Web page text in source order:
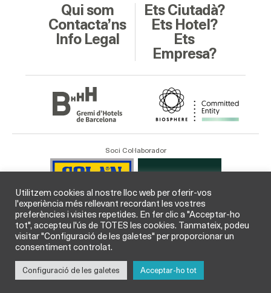
Qui som
Contacta’ns
Info Legal
Ets Ciutadà?
Ets Hotel?
Ets
Empresa?
Soci Col·laborador
Utilitzem cookies al nostre lloc web per oferir-vos
l'experiència més rellevant recordant les vostres
preferències i visites repetides. En fer clic a "Acceptar-ho
tot", accepteu l'ús de TOTES les cookies. Tanmateix, podeu
visitar "Configuració de les galetes" per proporcionar un
consentiment controlat.
Configuració de les galetes Acceptar-ho tot